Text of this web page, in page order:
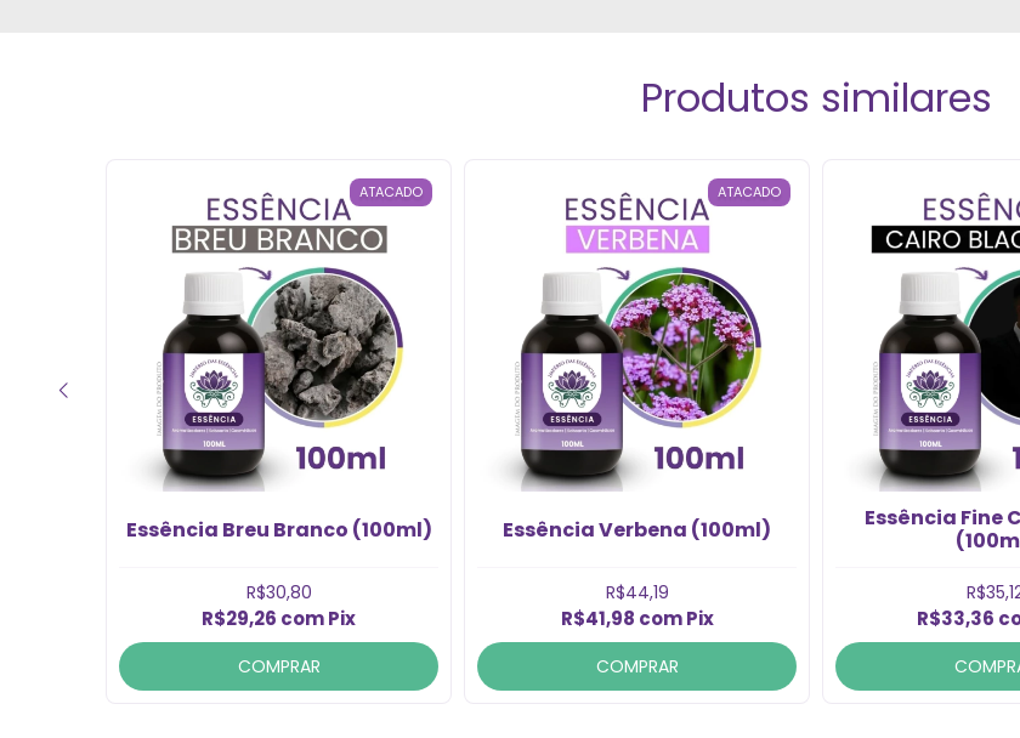
Produtos similares
ATACADO
Essência Breu Branco (100ml)
R$30,80
R$29,26 comPix
COMPRAR
ATACADO
Essência Verbena (100ml)
R$44,19
R$41,98 com Pix
COMPRAR
Essência Fine
R$33,36